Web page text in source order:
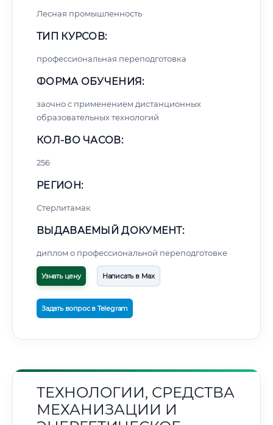
Лесная промышленность
ТИП КУРСОВ:
профессиональная переподготовка
ФОРМА ОБУЧЕНИЯ:
заочно с применением дистанционных
образовательных технологий
КОЛ-ВО ЧАСОВ:
256
РЕГИОН:
Стерлитамак
ВЫДАВАЕМЫЙ ДОКУМЕНТ:
диплом о профессиональной переподготовке
Узнать цену Написать в Max
Задать вопрос в Telegram
ТЕХНОЛОГИИ, СРЕДСТВА
МЕХАНИЗАЦИИ И